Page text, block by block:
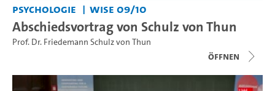
Psychologie WiSe 09/10
Abschiedsvortrag von Schulz von Thun
Prof. Dr. Friedemann Schulz von Thun
Öffnen